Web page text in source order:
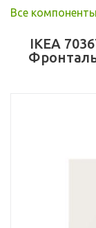
Все
IKEA